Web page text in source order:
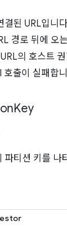
결된 URL입니
경로 뒤에 오
의 호스트
호출이 실패합
Key
파티션 키를 나